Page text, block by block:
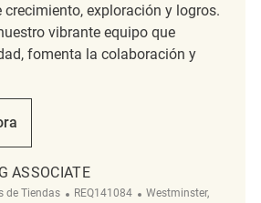
exploración y logros.
vibrante equipo que
fomenta la colaboración y
Associate REQ134777
Merchandising Associate
ASSOCIATE
de Tiendas ReqId
REQ141084 Ubicación
Westminster,